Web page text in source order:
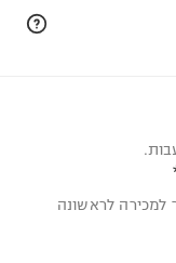
למכירה לראשונה